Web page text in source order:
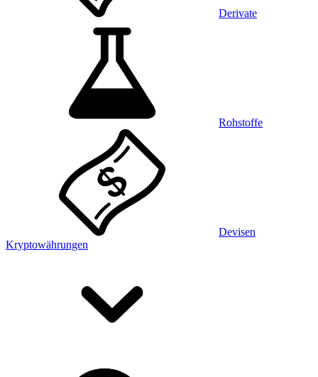
Derivate
Rohstoffe
Devisen
Kryptowährungen